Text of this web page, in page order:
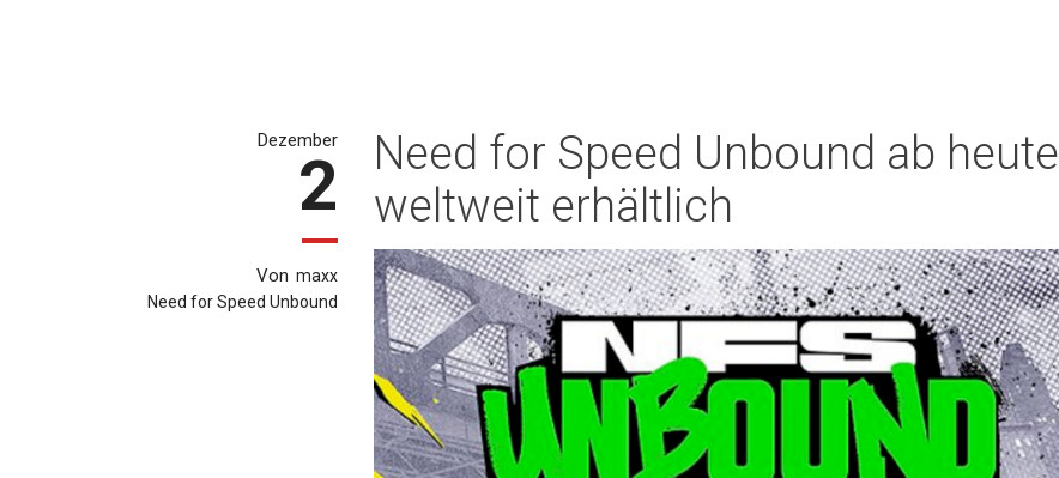
Dezember
2
Von maxx
Need for Speed Unbound
Need for Speed Unbound ab heute
weltweit erhältlich